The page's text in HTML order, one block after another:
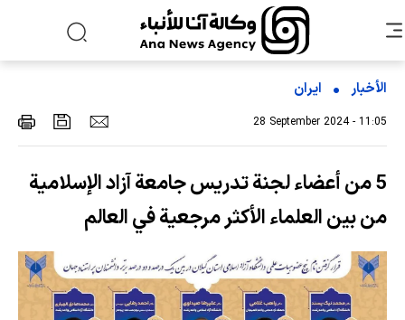
الأخبار ایران
28 September 2024 - 11:05
5 من أعضاء لجنة تدريس جامعة آزاد الإسلامية
من بين العلماء الأكثر مرجعية في العالم